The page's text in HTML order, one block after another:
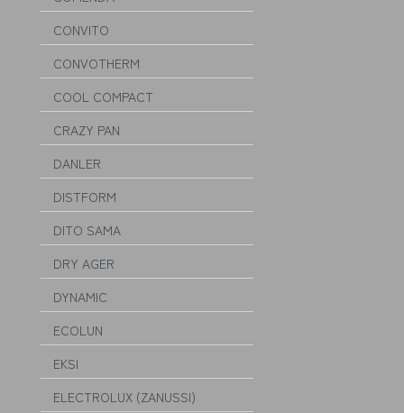
CONVITO
CONVOTHERM
COOL COMPACT
CRAZY PAN
DANLER
DISTFORM
DITO SAMA
DRY AGER
DYNAMIC
ECOLUN
EKSI
ELECTROLUX (ZANUSSI)